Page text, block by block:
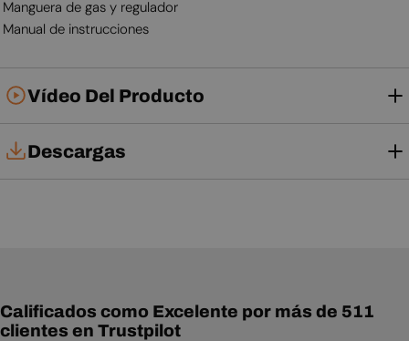
Manguera de gas y regulador
Manual de instrucciones
Vídeo Del Producto
Descargas
Calificados como Excelente por más de 511
clientes en Trustpilot